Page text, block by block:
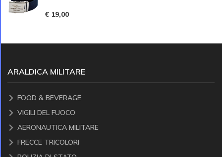
€ 19,00
ARALDICA MILITARE
FOOD & BEVERAGE
VIGILI DEL FUOCO
AERONAUTICA MILITARE
FRECCE TRICOLORI